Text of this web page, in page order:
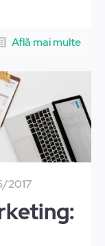
Află mai multe
2017